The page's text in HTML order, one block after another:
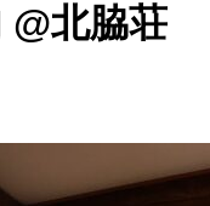
北脇荘